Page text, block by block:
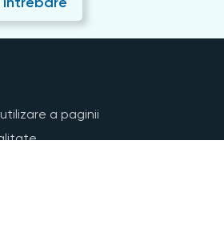
a paginii